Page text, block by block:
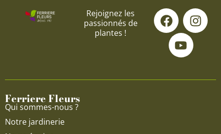
Rejoignez les
passionnés de
plantes !
F
a
c
e
o
I
n
s
g
Y
o
u
t
u
b
Ferriere Fleurs
Qui sommes-nous ?
Notre jardinerie